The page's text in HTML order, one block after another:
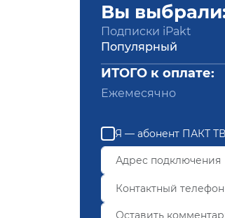
Вы
Подписки iPakt
Популярный
ИТОГО к оплате:
Ежемесячно
Я — абонент ПАКТ ТВ